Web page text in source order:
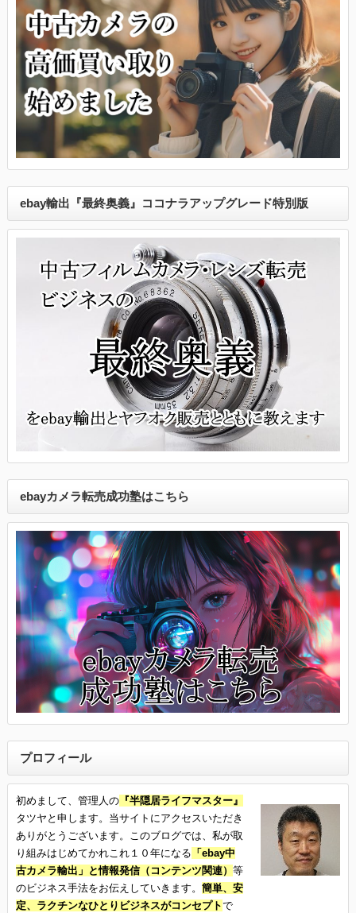
ebay輸出『最終奥義』ココナラアップグレード特別版
ebayカメラ転売成功塾はこちら
プロフィール
初めまして、管理人の『半隠居ライフマスター』
タツヤと申します。当サイトにアクセスいただき
ありがとうございます。このブログでは、私が取
り組みはじめてかれこれ１０年になる 「ebay中
古カメラ輸出」と情報発信（コンテンツ関連） 等
のビジネス手法をお伝えしていきます。 簡単、安
定、ラクチンなひとりビジネスがコンセプトで